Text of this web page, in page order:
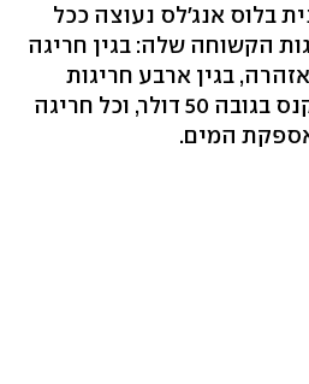
בלוס אנג'לס נעוצה ככל
הקשוחה שלה: בגין חריגה
בגין ארבע חריגות
נוספות תיאלצו לשלם קנס בגובה 50 דולר, וכל חריגה
המים.